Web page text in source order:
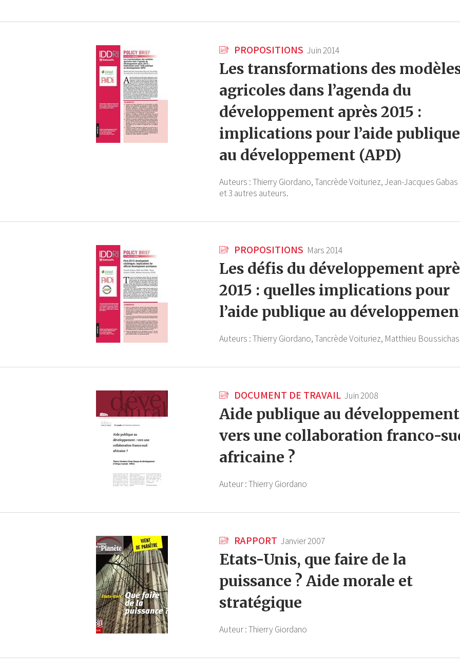
PROPOSITIONS Juin 2014
Les transformations des
agricoles dans l’agenda du
développement après 2015 :
implications pour l’aide publique
au développement (APD)
Auteurs :Thierry Giordano,Tancrède Voituriez,Jean-Jacques Gabas
et 3 autres auteurs.
PROPOSITIONS Mars 2014
Les défis du développement
2015 : quelles implications pour
l’aide publique au
Auteurs :Thierry Giordano,Tancrède Voituriez, Matthieu Boussichas
DOCUMENT DE TRAVAIL Juin 2008
Aide publique au
vers une collaboration franco-
africaine ?
Auteur :Thierry Giordano
RAPPORT Janvier 2007
Etats-Unis, que faire de la
puissance ? Aide morale et
stratégique
Auteur :Thierry Giordano